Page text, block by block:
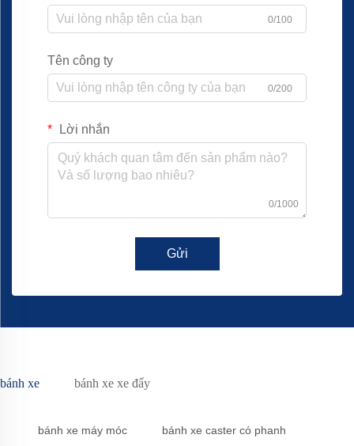
0/100
Tên công ty
0/200
Lời nhắn
0/1000
Gửi
bánh xe bánh xe xe đẩy
bánh xe máy móc bánh xe caster có phanh